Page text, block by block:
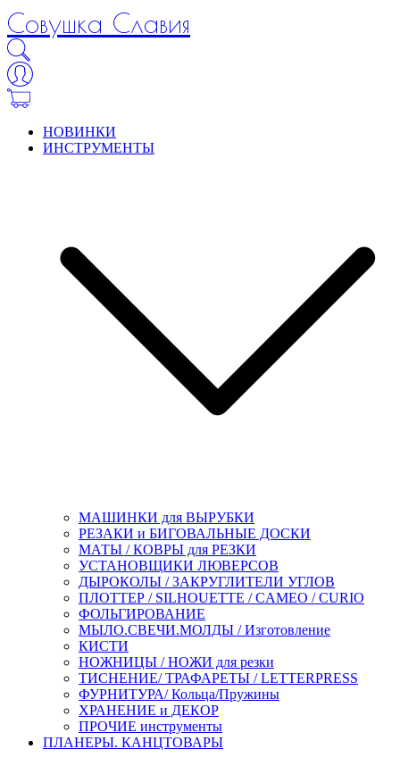
Совушка Славия
НОВИНКИ
ИНСТРУМЕНТЫ
МАШИНКИ для ВЫРУБКИ
РЕЗАКИ и БИГОВАЛЬНЫЕ ДОСКИ
МАТЫ / КОВРЫ для РЕЗКИ
УСТАНОВЩИКИ ЛЮВЕРСОВ
ДЫРОКОЛЫ / ЗАКРУГЛИТЕЛИ УГЛОВ
ПЛОТТЕР / SILHOUETTE / CAMEO / CURIO
ФОЛЬГИРОВАНИЕ
МЫЛО.СВЕЧИ.МОЛДЫ / Изготовление
КИСТИ
НОЖНИЦЫ / НОЖИ для резки
ТИСНЕНИЕ/ ТРАФАРЕТЫ / LETTERPRESS
ФУРНИТУРА/ Кольца/Пружины
ХРАНЕНИЕ и ДЕКОР
ПРОЧИЕ инструменты
ПЛАНЕРЫ. КАНЦТОВАРЫ